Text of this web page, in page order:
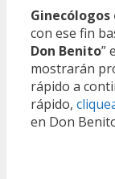
con ese fin
Don Benito”
mostrarán
rápido a
rápido,
en Don